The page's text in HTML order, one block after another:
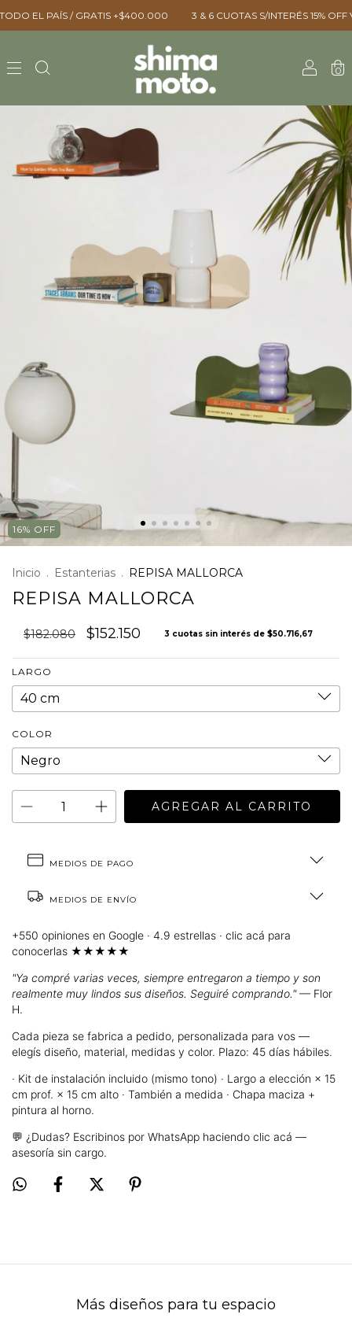
EL PAÍS / GRATIS +$400.000 ㅤㅤ 3 & 6 CUOTAS S/INTERÉS ㅤㅤ15% OFF VÍA
0
16% OFF
Inicio . Estanterias . REPISA MALLORCA
REPISA MALLORCA
$182.080 $152.150 3 cuotas sin interés de $50.716,67
LARGO
COLOR
MEDIOS DE PAGO
MEDIOS DE ENVÍO
+550 opiniones en Google · 4.9 estrellas · clic acá para
conocerlas ★★★★★
"Ya compré varias veces, siempre entregaron a tiempo y son
realmente muy lindos sus diseños. Seguiré comprando."— Flor
H.
Cada pieza se fabrica a pedido, personalizada para vos —
elegís diseño, material, medidas y color. Plazo: 45 días hábiles.
· Kit de instalación incluido (mismo tono) · Largo a elección × 15
cm prof. × 15 cm alto · También a medida · Chapa maciza +
pintura al horno.
💬 ¿Dudas? Escribinos por WhatsApp haciendo clic acá —
asesoría sin cargo.
Más diseños para tu espacio